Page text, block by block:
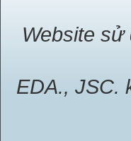
Website sử
EDA., JSC.